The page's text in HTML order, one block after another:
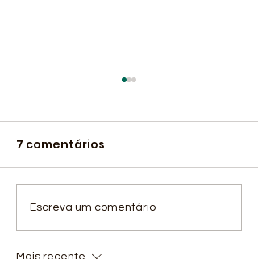
O primeiro dia de
competição no
Campeonato
7 comentários
Escreva um comentário